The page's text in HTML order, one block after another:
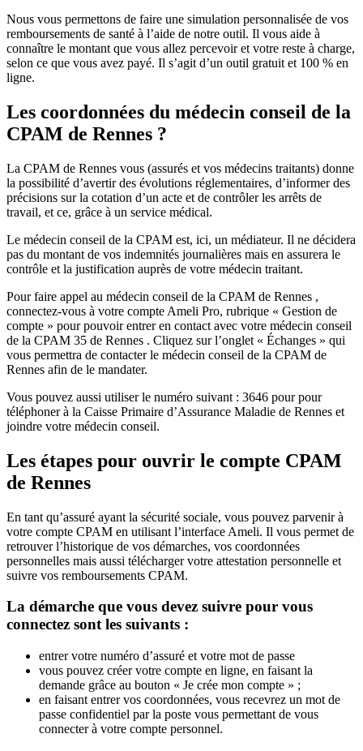
Nous vous permettons de faire une simulation personnalisée de vos
remboursements de santé à l’aide de notre outil. Il vous aide à
connaître le montant que vous allez percevoir et votre reste à charge,
selon ce que vous avez payé. Il s’agit d’un outil gratuit et 100 % en
ligne.
Les coordonnées du médecin conseil de la
CPAM de Rennes ?
La CPAM de Rennes vous (assurés et vos médecins traitants) donne
la possibilité d’avertir des évolutions réglementaires, d’informer des
précisions sur la cotation d’un acte et de contrôler les arrêts de
travail, et ce, grâce à un service médical.
Le médecin conseil de la CPAM est, ici, un médiateur. Il ne décidera
pas du montant de vos indemnités journalières mais en assurera le
contrôle et la justification auprès de votre médecin traitant.
Pour faire appel au médecin conseil de la CPAM de Rennes ,
connectez-vous à votre compte Ameli Pro, rubrique « Gestion de
compte » pour pouvoir entrer en contact avec votre médecin conseil
de la CPAM 35 de Rennes . Cliquez sur l’onglet « Échanges » qui
vous permettra de contacter le médecin conseil de la CPAM de
Rennes afin de le mandater.
Vous pouvez aussi utiliser le numéro suivant : 3646 pour pour
téléphoner à la Caisse Primaire d’Assurance Maladie de Rennes et
joindre votre médecin conseil.
Les étapes pour ouvrir le compte CPAM
de Rennes
En tant qu’assuré ayant la sécurité sociale, vous pouvez parvenir à
votre compte CPAM en utilisant l’interface Ameli. Il vous permet de
retrouver l’historique de vos démarches, vos coordonnées
personnelles mais aussi télécharger votre attestation personnelle et
suivre vos remboursements CPAM.
La démarche que vous devez suivre pour vous
connectez sont les suivants :
entrer votre numéro d’assuré et votre mot de passe
vous pouvez créer votre compte en ligne, en faisant la
demande grâce au bouton « Je crée mon compte » ;
en faisant entrer vos coordonnées, vous recevrez un mot de
passe confidentiel par la poste vous permettant de vous
connecter à votre compte personnel.